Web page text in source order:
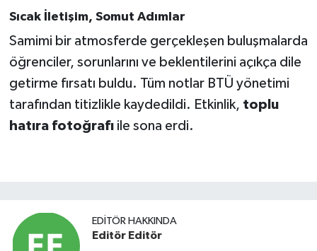
Sıcak İletişim, Somut Adımlar
Samimi bir atmosferde gerçekleşen buluşmalarda
öğrenciler, sorunlarını ve beklentilerini açıkça dile
getirme fırsatı buldu. Tüm notlar BTÜ yönetimi
tarafından titizlikle kaydedildi. Etkinlik, toplu
hatıra fotoğrafıile sona erdi.
EDITÖR HAKKINDA
Editör Editör